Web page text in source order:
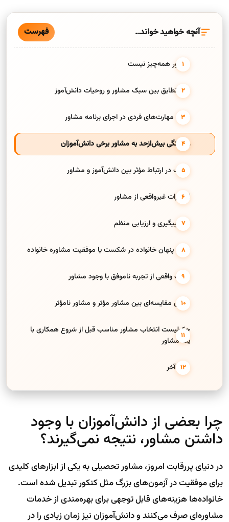
آنچه خواهید خواند… فهرست
مشاور همه‌چیز نیست
نبود تطابق بین سبک مشاور و روحیات دانش‌آموز
نقش مهارت‌های فردی در اجرای برنامه مشاور
وابستگی بیش‌ازحد به مشاور برخی دانش‌آموزان
ضعف در ارتباط مؤثر بین دانش‌آموز و مشاور
انتظارات غیرواقعی از مشاور
نبود پیگیری و ارزیابی منظم
نقش پنهان خانواده در شکست یا موفقیت مشاوره خانواده
روایت واقعی از تجربه ناموفق با وجود مشاور
جدول مقایسه‌ای بین مشاور مؤثر و مشاور نامؤثر
چک‌لیست انتخاب مشاور مناسب قبل از شروع همکاری با
یک مشاور
حرف آخر
چرا بعضی از دانش‌آموزان با وجود
داشتن مشاور، نتیجه نمی‌گیرند؟
در دنیای پررقابت امروز، مشاور تحصیلی به یکی از ابزارهای کلیدی
برای موفقیت در آزمون‌های بزرگ مثل کنکور تبدیل شده است.
خانواده‌ها هزینه‌های قابل توجهی برای بهره‌مندی از خدمات
مشاوره‌ای صرف می‌کنند و دانش‌آموزان نیز زمان زیادی را در